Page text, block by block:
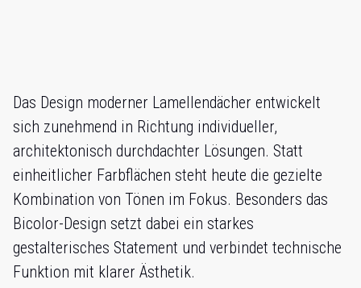
Das Design moderner Lamellendächer entwickelt
sich zunehmend in Richtung individueller,
architektonisch durchdachter Lösungen. Statt
einheitlicher Farbflächen steht heute die gezielte
Kombination von Tönen im Fokus. Besonders das
Bicolor-Design setzt dabei ein starkes
gestalterisches Statement und verbindet technische
Funktion mit klarer Ästhetik.